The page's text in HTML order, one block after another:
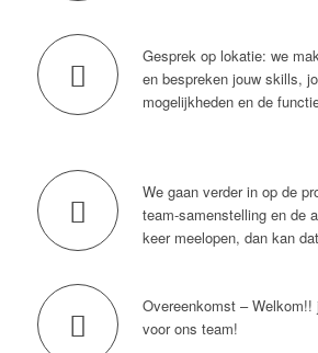
Gesprek op lokatie: we
en bespreken jouw skills,
mogelijkheden en de
We gaan verder in op de
team-samenstelling en de
keer meelopen, dan kan
Overeenkomst –
voor ons team!